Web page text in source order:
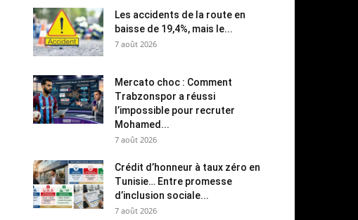
Les accidents de la route en
baisse de 19,4%, mais le...
7 août 2026
Mercato choc : Comment
Trabzonspor a réussi
l’impossible pour recruter
Mohamed...
7 août 2026
Crédit d’honneur à taux zéro en
Tunisie… Entre promesse
d’inclusion sociale...
7 août 2026